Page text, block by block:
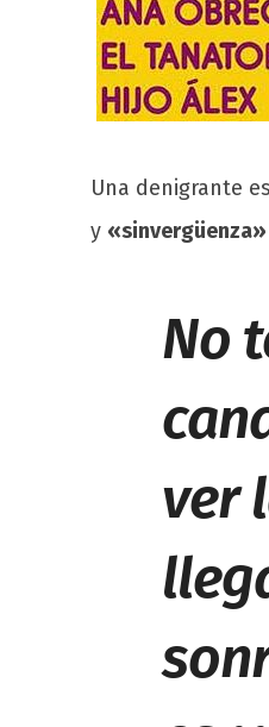
Una denigrante
y «sinvergüenza»
No
ver